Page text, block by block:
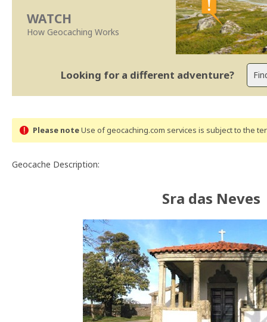
WATCH
How Geocaching Works
Looking for a different adventure?
Please noteUse of geocaching.com services is subject to the
Geocache Description:
Sra das Neves